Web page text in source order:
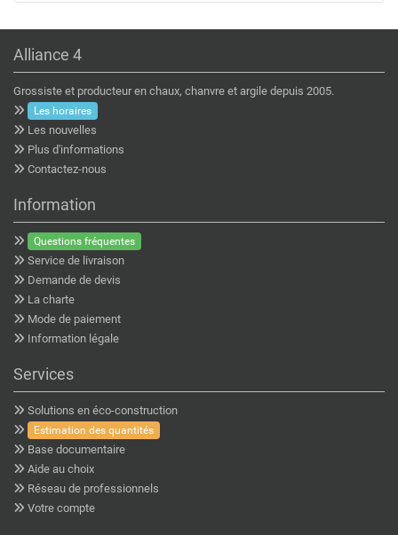
Alliance 4
Grossiste et producteur en chaux, chanvre et argile depuis 2005.
Les horaires
Les nouvelles
Plus d'informations
Contactez-nous
Information
Questions fréquentes
Service de livraison
Demande de devis
La charte
Mode de paiement
Information légale
Services
Solutions en éco-construction
Estimation des quantités
Base documentaire
Aide au choix
Réseau de professionnels
Votre compte